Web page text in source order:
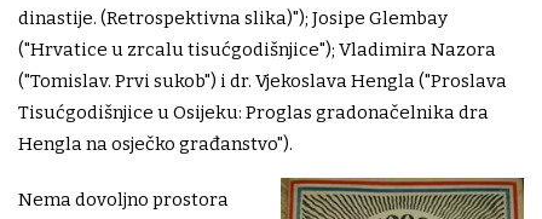
dinastije. (Retrospektivna slika)"); Josipe Glembay
("Hrvatice u zrcalu tisućgodišnjice"); Vladimira Nazora
("Tomislav. Prvi sukob") i dr. Vjekoslava Hengla ("Proslava
Tisućgodišnjice u Osijeku: Proglas gradonačelnika dra
Hengla na osječko građanstvo").
Nema dovoljno prostora